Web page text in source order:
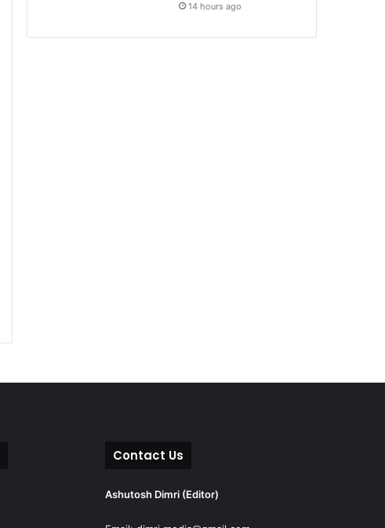
14 hours ago
Contact Us
Ashutosh Dimri (Editor)